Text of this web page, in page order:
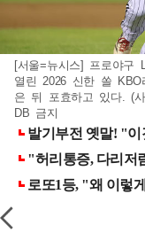
[서울=뉴시스] 프로야구
열린 2026 신한 쏠
은 뒤 포효하고 있다. (
DB 금지